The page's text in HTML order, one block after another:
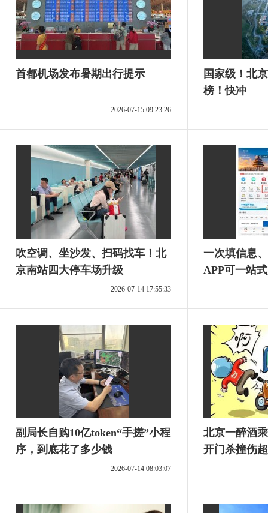
首都机场发布暑期出行提示
2026-07-15 09:23:26
国家级！北
榜！快冲
吹空调、坐沙发、扫码找车！北
京南站四大停车场升级
2026-07-14 17:55:33
一次填信息
APP可一站
副局长自购10亿token“手搓”小程
序，到底花了多少钱
2026-07-14 08:03:07
北京一醉酒
开门杀撞伤